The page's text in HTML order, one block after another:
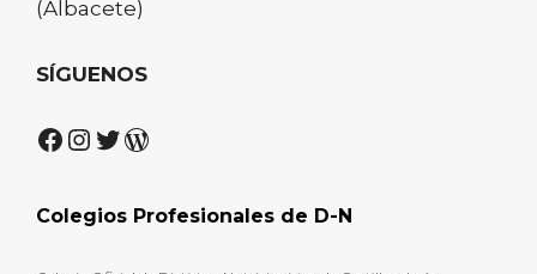
(Albacete)
SÍGUENOS
Facebook
Instagram
Twitter
WordPress
Colegios Profesionales de D-N